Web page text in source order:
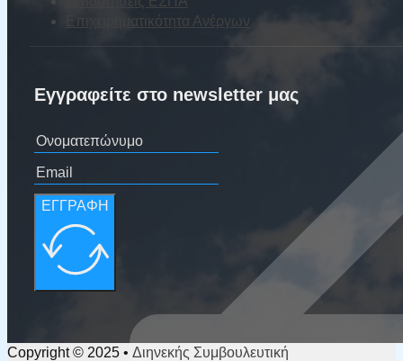
Επιχειρηματικότητα Ανέργων
Εγγραφείτε στο newsletter μας
ΕΓΓΡΑΦΗ
Copyright © 2025 • Διηνεκής Συμβουλευτική